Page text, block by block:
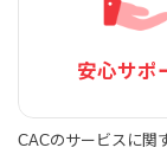
安心サポ
CACのサービスに関